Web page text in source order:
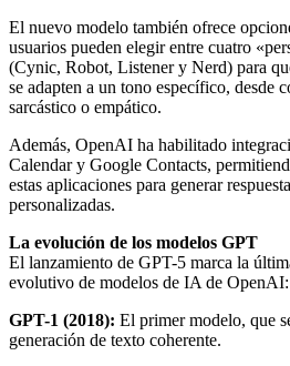
El nuevo modelo también ofrece
usuarios pueden elegir entre cuatro
(Cynic, Robot, Listener y Nerd) para
se adapten a un tono específico, desde
sarcástico o empático.
Además, OpenAI ha habilitado
Calendar y Google Contacts,
estas aplicaciones para generar
personalizadas.
La evolución de los modelos GPT
El lanzamiento de GPT-5 marca la
evolutivo de modelos de IA de OpenAI:
GPT-1 (2018): El primer modelo, que
generación de texto coherente.